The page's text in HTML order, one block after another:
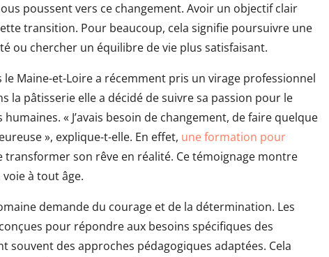
poussent vers ce changement. Avoir un objectif clair
transition. Pour beaucoup, cela signifie poursuivre une
ou chercher un équilibre de vie plus satisfaisant.
le Maine-et-Loire a récemment pris un virage professionnel
la pâtisserie elle a décidé de suivre sa passion pour le
« J’avais besoin de changement, de faire quelque
», explique-t-elle. En effet, une formation pour
transformer son rêve en réalité. Ce témoignage montre
à tout âge.
demande du courage et de la détermination. Les
pour répondre aux besoins spécifiques des
souvent des approches pédagogiques adaptées. Cela